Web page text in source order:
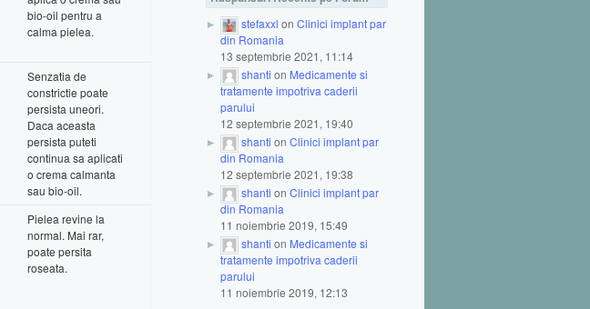
bio-oil pentru a
calma pielea.
Senzatia de
constrictie poate
persista uneori.
Daca aceasta
persista puteti
continua sa aplicati
o crema calmanta
sau bio-oil.
Pielea revine la
normal. Mai rar,
poate persita
roseata.
stefaxxl on Clinici implant par
din Romania
13 septembrie 2021, 11:14
shanti on Medicamente si
tratamente impotriva caderii
parului
12 septembrie 2021, 19:40
shanti on Clinici implant par
din Romania
12 septembrie 2021, 19:38
shanti on Clinici implant par
din Romania
11 noiembrie 2019, 15:49
shanti on Medicamente si
tratamente impotriva caderii
parului
11 noiembrie 2019, 12:13